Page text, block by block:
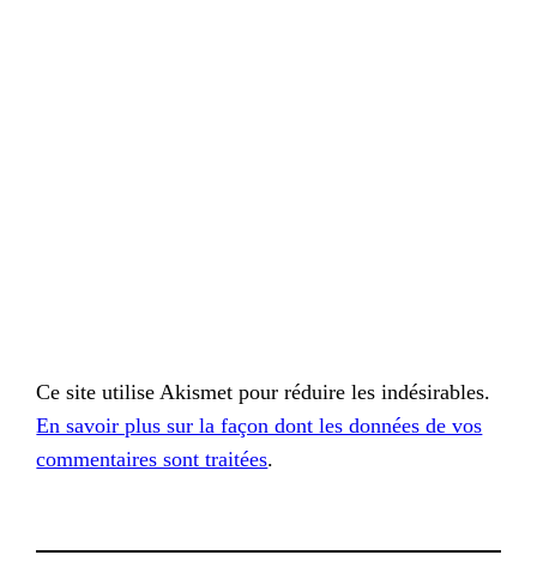
Ce site utilise Akismet pour réduire les indésirables.
En savoir plus sur la façon dont les données de vos
commentaires sont traitées.